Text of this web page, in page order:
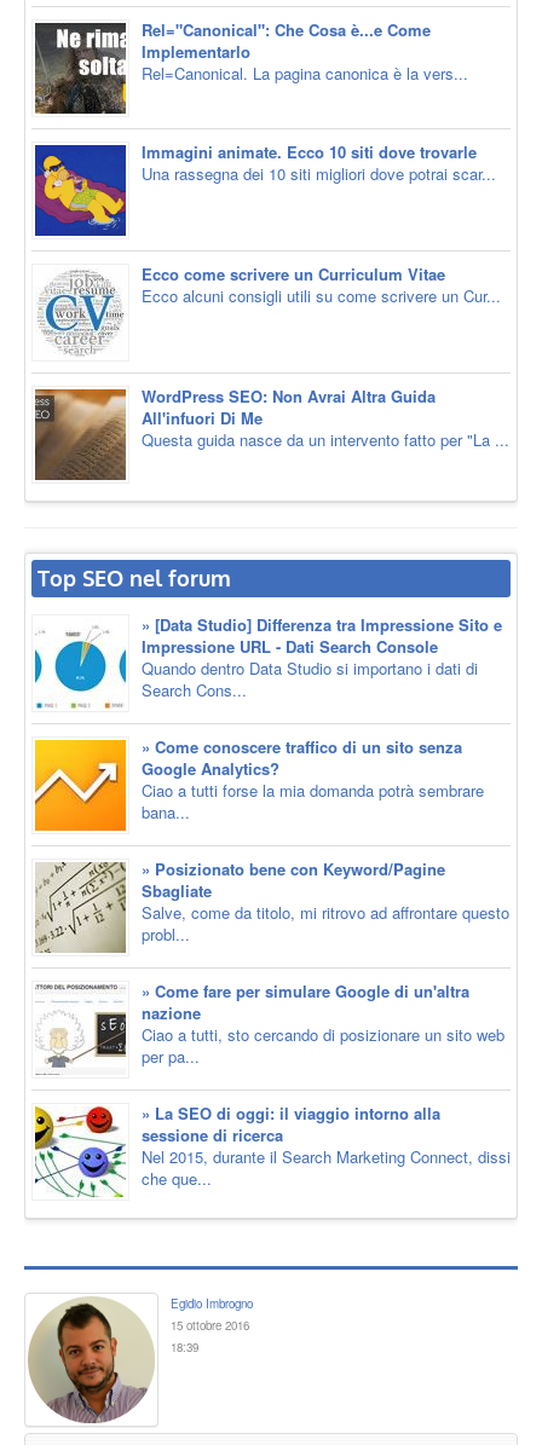
Rel="Canonical": Che Cosa è...e Come
Implementarlo
Rel=Canonical. La pagina canonica è la vers...
Immagini animate. Ecco 10 siti dove trovarle
Una rassegna dei 10 siti migliori dove potrai scar...
Ecco come scrivere un Curriculum Vitae
Ecco alcuni consigli utili su come scrivere un Cur...
WordPress SEO: Non Avrai Altra Guida
All'infuori Di Me
Questa guida nasce da un intervento fatto per "La ...
Top SEO nel forum
» [Data Studio] Differenza tra Impressione Sito e
Impressione URL - Dati Search Console
Quando dentro Data Studio si importano i dati di
Search Cons...
» Come conoscere traffico di un sito senza
Google Analytics?
Ciao a tutti forse la mia domanda potrà sembrare
bana...
» Posizionato bene con Keyword/Pagine
Sbagliate
Salve, come da titolo, mi ritrovo ad affrontare questo
probl...
» Come fare per simulare Google di un'altra
nazione
Ciao a tutti, sto cercando di posizionare un sito web
per pa...
» La SEO di oggi: il viaggio intorno alla
sessione di ricerca
Nel 2015, durante il Search Marketing Connect, dissi
che que...
Egidio Imbrogno
15 ottobre 2016
18:39